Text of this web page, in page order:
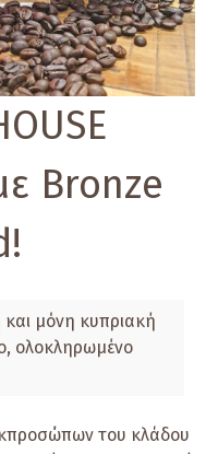
Bronze
και μόνη κυπριακή
ολοκληρωμένο
του κλάδου